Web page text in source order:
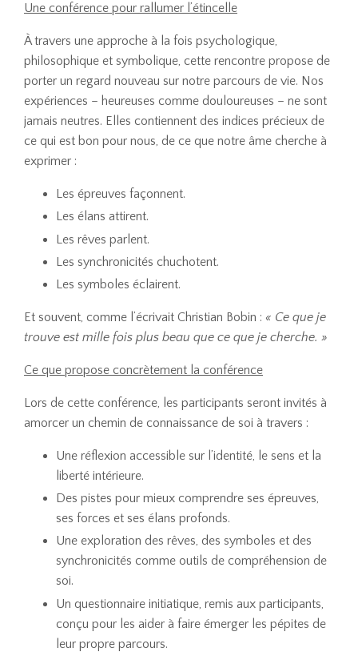
Une conférence pour rallumer l’étincelle
À travers une approche à la fois psychologique,
philosophique et symbolique, cette rencontre propose de
porter un regard nouveau sur notre parcours de vie. Nos
expériences – heureuses comme douloureuses – ne sont
jamais neutres. Elles contiennent des indices précieux de
ce qui est bon pour nous, de ce que notre âme cherche à
exprimer :
Les épreuves façonnent.
Les élans attirent.
Les rêves parlent.
Les synchronicités chuchotent.
Les symboles éclairent.
Et souvent, comme l’écrivait Christian Bobin : « Ce que je
trouve est mille fois plus beau que ce que je cherche. »
Ce que propose concrètement la conférence
Lors de cette conférence, les participants seront invités à
amorcer un chemin de connaissance de soi à travers :
Une réflexion accessible sur l’identité, le sens et la
liberté intérieure.
Des pistes pour mieux comprendre ses épreuves,
ses forces et ses élans profonds.
Une exploration des rêves, des symboles et des
synchronicités comme outils de compréhension de
soi.
Un questionnaire initiatique, remis aux participants,
conçu pour les aider à faire émerger les pépites de
leur propre parcours.